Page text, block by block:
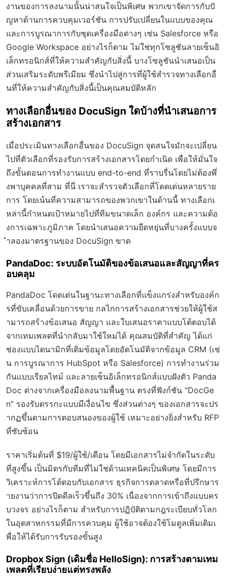
งานของการลงนามนั้นน่าสนใจเป็นพิเศษ พวกเขาจัดการกับปั
ญหาด้านการควบคุมเวอร์ชัน การปรับเปลี่ยนในแบบของคุณ
และการบูรณาการกับชุดเครื่องมือต่างๆ เช่น Salesforce หรือ
Google Workspace อย่างไรก็ตาม ไม่ใช่ทุกโซลูชันลายเซ็นอิ
เล็กทรอนิกส์ที่ให้ความสำคัญกับสิ่งนี้ บางโซลูชันนำเสนอเป็น
ส่วนเสริมระดับพรีเมียม ซึ่งนำไปสู่การที่ผู้ใช้สำรวจทางเลือกอื่
นที่ให้ความสำคัญกับสิ่งนี้เป็นคุณสมบัติหลัก
ทางเลือกอื่นของ DocuSign ใดบ้างที่นำเสนอการ
สร้างเอกสาร
เมื่อประเมินทางเลือกอื่นของ DocuSign จุดสนใจมักจะเปลี่ยน
ไปที่ตัวเลือกที่รองรับการสร้างเอกสารโดยกำเนิด เพื่อให้มั่นใจ
ถึงขั้นตอนการทำงานแบบ end-to-end ที่ราบรื่นโดยไม่ต้องพึ่
งพาบุคคลที่สาม ที่นี่ เราจะสำรวจตัวเลือกที่โดดเด่นหลายราย
การ โดยเน้นที่ความสามารถของพวกเขาในด้านนี้ ทางเลือกเ
หล่านี้กำหนดเป้าหมายไปที่ทีมขนาดเล็ก องค์กร และความต้อ
งการเฉพาะภูมิภาค โดยนำเสนอความยืดหยุ่นที่บางครั้งแบบจ
ำลองมาตรฐานของ DocuSign ขาด
PandaDoc: ระบบอัตโนมัติของข้อเสนอและสัญญาที่คร
อบคลุม
PandaDoc โดดเด่นในฐานะทางเลือกที่แข็งแกร่งสำหรับองค์ก
รที่ขับเคลื่อนด้วยการขาย กลไกการสร้างเอกสารช่วยให้ผู้ใช้ส
ามารถสร้างข้อเสนอ สัญญา และใบเสนอราคาแบบโต้ตอบได้
จากเทมเพลตที่นำกลับมาใช้ใหม่ได้ คุณสมบัติที่สำคัญ ได้แก่
ช่องแบบไดนามิกที่เติมข้อมูลโดยอัตโนมัติจากข้อมูล CRM (เช่
น การบูรณาการ HubSpot หรือ Salesforce) การทำงานร่วม
กันแบบเรียลไทม์ และลายเซ็นอิเล็กทรอนิกส์แบบฝังตัว Panda
Doc ต่างจากเครื่องมือลงนามพื้นฐาน ตรงที่ฟังก์ชัน "DocGe
n" รองรับตรรกะแบบมีเงื่อนไข ซึ่งส่วนต่างๆ ของเอกสารจะปร
ากฏขึ้นตามการตอบสนองของผู้ใช้ เหมาะอย่างยิ่งสำหรับ RFP
ที่ซับซ้อน
ราคาเริ่มต้นที่ $19/ผู้ใช้/เดือน โดยมีเอกสารไม่จำกัดในระดับ
ที่สูงขึ้น เป็นมิตรกับทีมที่ไม่ใช่ด้านเทคนิคเป็นพิเศษ โดยมีการ
วิเคราะห์การโต้ตอบกับเอกสาร ธุรกิจการตลาดหรือที่ปรึกษาร
ายงานว่าการปิดดีลเร็วขึ้นถึง 30% เนื่องจากการเข้าถึงแบบคร
บวงจร อย่างไรก็ตาม สำหรับการปฏิบัติตามกฎระเบียบทั่วโลก
ในอุตสาหกรรมที่มีการควบคุม ผู้ใช้อาจต้องใช้โมดูลเพิ่มเติมเ
พื่อให้ได้รับการรับรองขั้นสูง
Dropbox Sign (เดิมชื่อ HelloSign): การสร้างตามเทม
เพลตที่เรียบง่ายแต่ทรงพลัง